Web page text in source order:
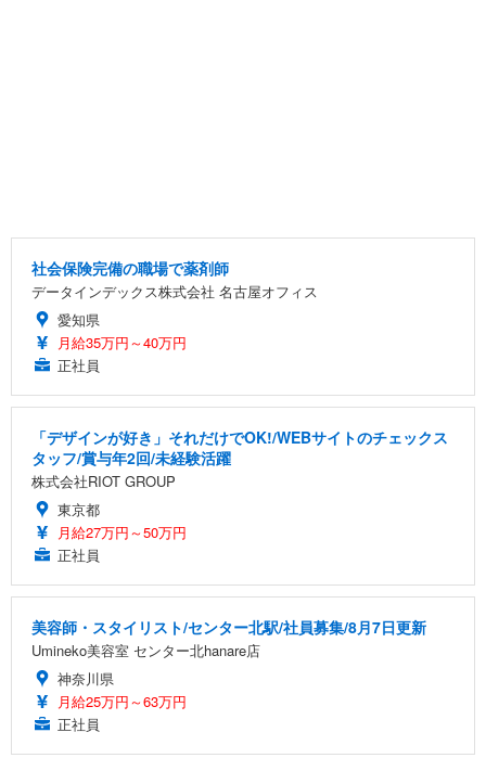
社会保険完備の職場で薬剤師
データインデックス株式会社 名古屋オフィス
愛知県
月給35万円～40万円
正社員
「デザインが好き」それだけでOK!/WEBサイトのチェックス
タッフ/賞与年2回/未経験活躍
株式会社RIOT GROUP
東京都
月給27万円～50万円
正社員
美容師・スタイリスト/センター北駅/社員募集/8月7日更新
Umineko美容室 センター北hanare店
神奈川県
月給25万円～63万円
正社員